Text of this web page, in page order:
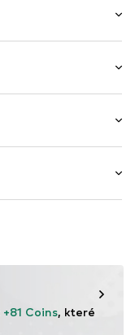
+81 Coins, které